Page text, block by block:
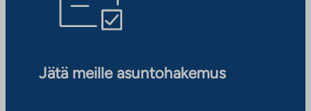
Jätä meille asuntohakemus